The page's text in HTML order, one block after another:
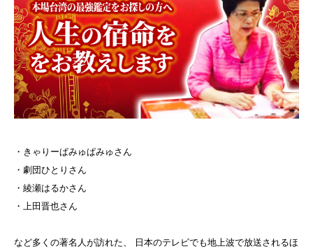
・きゃりーぱみゅぱみゅさん
・劇団ひとりさん
・綾瀬はるかさん
・上田晋也さん
など多くの著名人が訪れた、 日本のテレビでも地上波で放送されるほ